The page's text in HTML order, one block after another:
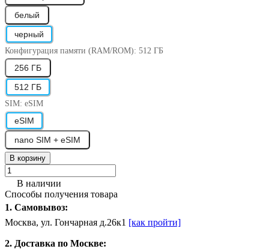
белый
черный
Конфигурация памяти (RAM/ROM): 512 ГБ
256 ГБ
512 ГБ
SIM: eSIM
eSIM
nano SIM + eSIM
В корзину
В наличии
Способы получения товара
1. Самовывоз:
Москва, ул. Гончарная д.26к1 [как пройти]
2. Доставка по Москве: